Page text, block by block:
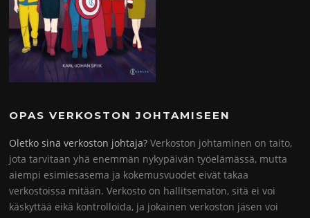
OPAS VERKOSTON JOHTAMISEEN
Oletko sinä verkoston johtaja? Verkoston johtaminen on taito,
jota tarvitaan yhä enemmän nykypäivän työelämässä, mutta
aiempi esimiesasema ja kokemusvuodet eivät takaa
verkostoissa mitään. Verkosto on hallitsematon, sitä ei voi
käskyttää eikä kontrolloida, ja jokainen verkoston jäsen voi